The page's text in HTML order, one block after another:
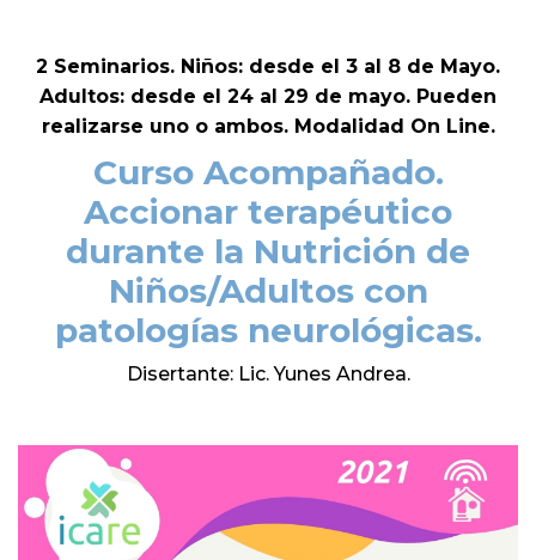
2 Seminarios. Niños: desde el 3 al 8 de Mayo.
Adultos: desde el 24 al 29 de mayo. Pueden
realizarse uno o ambos. Modalidad On Line.
Curso Acompañado.
Accionar terapéutico
durante la Nutrición de
Niños/Adultos con
patologías neurológicas.
Disertante: Lic. Yunes Andrea.